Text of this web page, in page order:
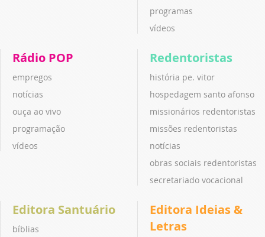
programas
vídeos
Rádio POP
empregos
notícias
ouça ao vivo
programação
vídeos
Redentoristas
história pe. vitor
hospedagem santo afonso
missionários redentoristas
missões redentoristas
notícias
obras sociais redentoristas
secretariado vocacional
Editora Santuário
bíblias
Editora Ideias &
Letras